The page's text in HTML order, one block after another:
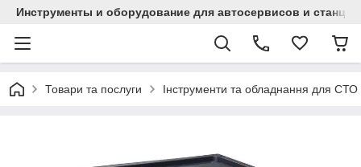
Инструменты и оборудование для автосервисов и
Товари та послуги Інструменти та обладнання для СТО